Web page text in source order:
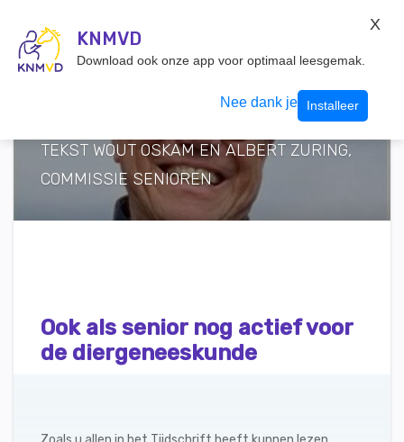
Inloggen
TEKST WOUT OSKAM EN ALBERT ZURING,
COMMISSIE SENIOREN
Ook als senior nog actief voor
de diergeneeskunde
KNMVD
Download ook onze app voor optimaal leesgemak.
Nee dank je Installeer
X